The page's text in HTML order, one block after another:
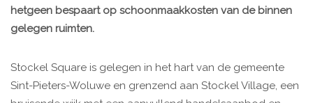
hetgeen bespaart op schoonmaakkosten van de binnen
gelegen ruimten.
Stockel Square is gelegen in het hart van de gemeente
Sint-Pieters-Woluwe en grenzend aan Stockel Village, een